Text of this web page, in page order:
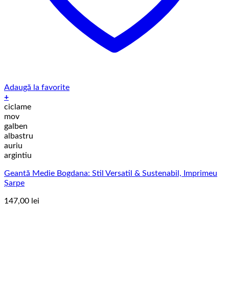
Adaugă la favorite
+
Acest
produs
are
mai
multe
variații.
pot
fi
în
ciclame
mov
galben
albastru
auriu
argintiu
Geantă Medie Bogdana: Stil Versatil & Sustenabil, Imprimeu
Șarpe
147,00 lei